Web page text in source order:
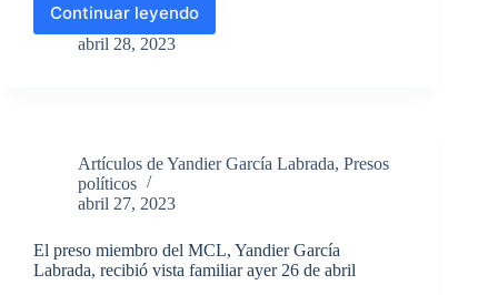
Continuar leyendo
Radio
Martí
García
Labrada
preocupados
su
estado
abril 28, 2023
Artículos de Yandier García Labrada, Presos
políticos
abril 27, 2023
El preso miembro del MCL, Yandier García
Labrada, recibió vista familiar ayer 26 de abril